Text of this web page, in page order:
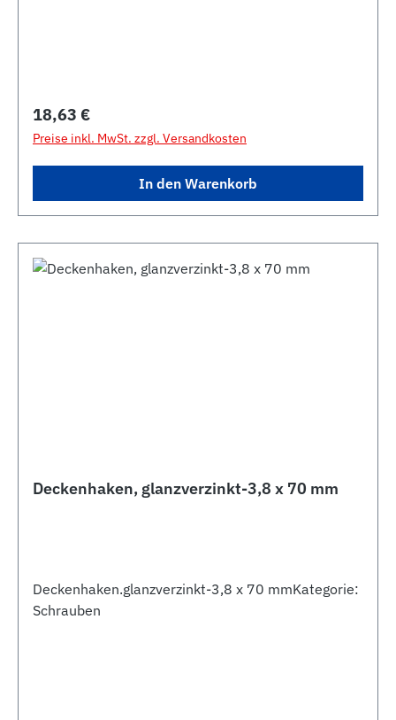
Regulärer Preis:
18,63 €
Preise inkl. MwSt. zzgl. Versandkosten
In den Warenkorb
Deckenhaken, glanzverzinkt-3,8 x 70 mm
Deckenhaken.glanzverzinkt-3,8 x 70 mmKategorie:
Schrauben